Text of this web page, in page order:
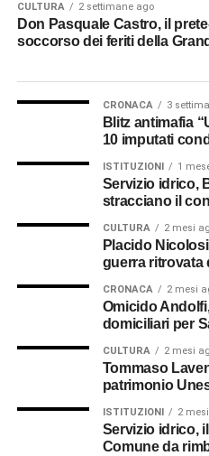
CULTURA 2 settimane ago
Don Pasquale Castro, il
soccorso dei feriti della
CRONACA 3
Blitz antimafia
10 imputati
ISTITUZIONI 1
Servizio idrico,
stracciano il
CULTURA 2 mesi
Placido
guerra ritrovata
CRONACA 2 mesi
Omicido
domiciliari per
CULTURA 2 mesi
Tommaso
patrimonio
ISTITUZIONI 2
Servizio idrico,
Comune da